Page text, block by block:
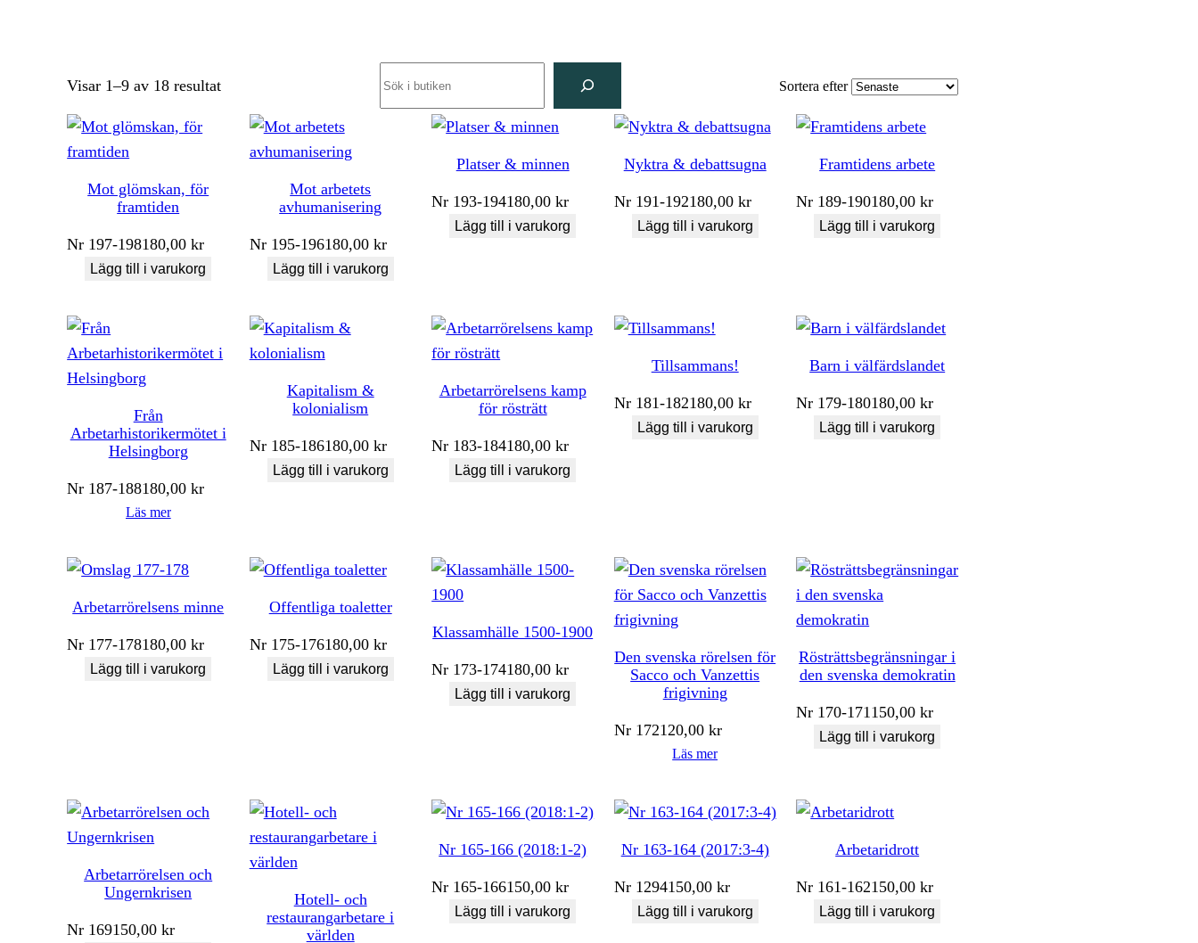
Visar 1–9 av 18 resultatSortera
efter
senaste
Sortera efter
Mot glömskan, för
framtiden
Nr 197-198180,00kr
Lägg till i varukorg
Mot arbetets
avhumanisering
Nr 195-196180,00 kr
Lägg till i varukorg
Platser & minnen
Nr 193-194180,00kr
Lägg till i varukorg
Nyktra & debattsugna
Nr 191-192180,00 kr
Lägg till i varukorg
Framtidens arbete
Nr 189-190180,00kr
Lägg till i varukorg
Från
Arbetarhistorikermötet i
Helsingborg
Nr 187-188180,00kr
Läs mer
Kapitalism &
kolonialism
Nr 185-186180,00 kr
Lägg till i varukorg
Arbetarrörelsens kamp
för rösträtt
Nr 183-184180,00kr
Lägg till i varukorg
Tillsammans!
Nr 181-182180,00 kr
Lägg till i varukorg
Barn i välfärdslandet
Nr 179-180180,00kr
Lägg till i varukorg
Arbetarrörelsens minne
Nr 177-178180,00kr
Lägg till i varukorg
Offentliga toaletter
Nr 175-176180,00 kr
Lägg till i varukorg
Klassamhälle 1500-1900
Nr 173-174180,00kr
Lägg till i varukorg
Den svenska rörelsen för
Sacco och Vanzettis
frigivning
Nr 172120,00 kr
Läs mer
Rösträttsbegränsningar i
den svenska demokratin
Nr 170-171150,00kr
Lägg till i varukorg
Arbetarrörelsen och
Ungernkrisen
Nr 169150,00kr
Hotell- och
restaurangarbetare i
världen
Nr 165-166 (2018:1-2)
Nr 165-166150,00kr
Lägg till i varukorg
Nr 163-164 (2017:3-4)
Nr 1294150,00 kr
Lägg till i varukorg
Arbetaridrott
Nr 161-162150,00kr
Lägg till i varukorg